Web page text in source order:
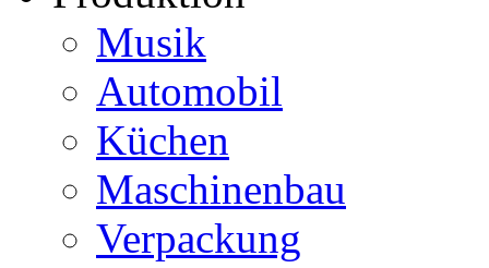
Musik
Automobil
Küchen
Maschinenbau
Verpackung